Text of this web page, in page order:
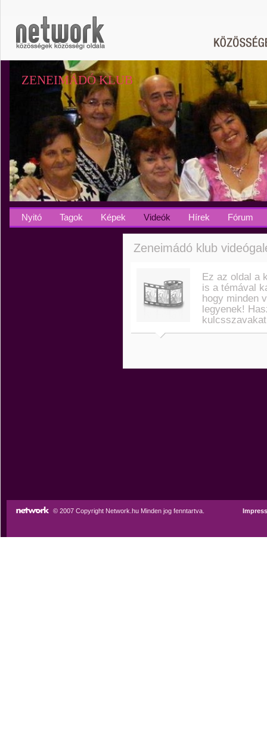
ZENEIMÁDÓ KLUB
Nyitó Tagok Képek Videók Hírek Fórum
Zeneimádó klub
Ez az oldal a
is a témával
hogy minden
legyenek!
© 2007 Copyright Network.hu Minden jog fenntartva.